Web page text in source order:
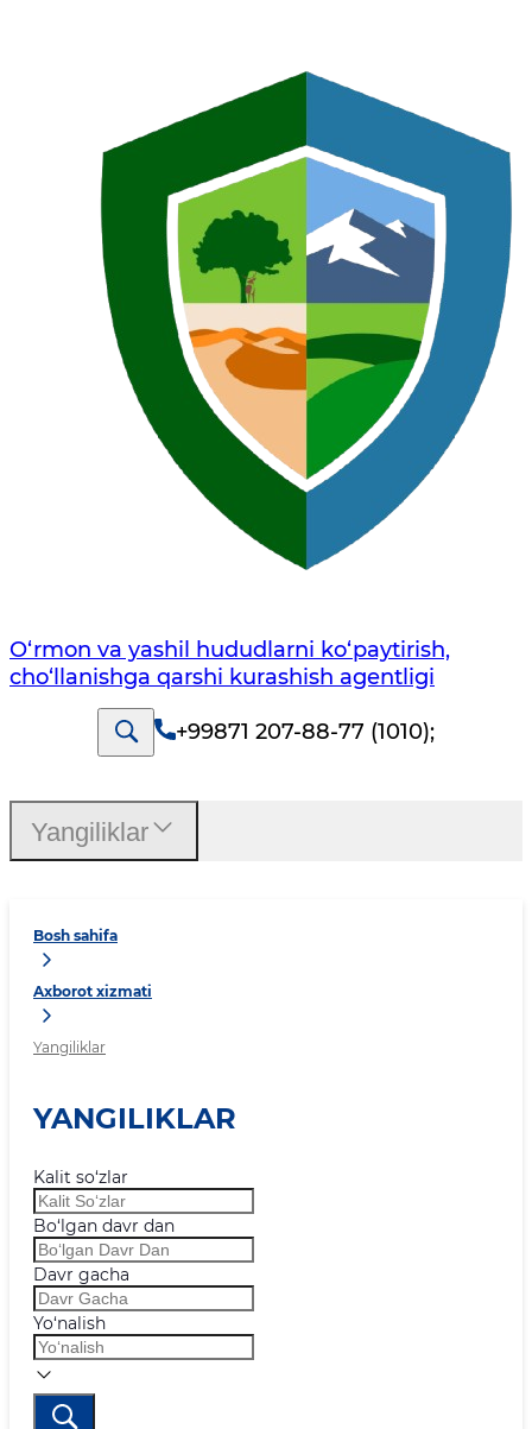
O‘rmon va yashil hududlarni ko‘paytirish,
cho‘llanishga qarshi kurashish agentligi
+99871 207-88-77 (1010);
Bosh sahifa
Axborot xizmati
Yangiliklar
YANGILIKLAR
Kalit so‘zlar
Bo‘lgan davr dan
Davr gacha
Yo‘nalish
Yangiliklar